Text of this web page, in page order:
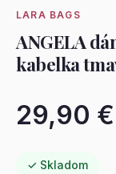
LARA BAGS
ANGELA
kabelka
29,90 €
✓ Skladom